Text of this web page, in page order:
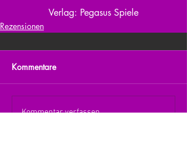
Verlag: Pegasus Spiele
Rezensionen
Kommentare
Kommentar verfassen...